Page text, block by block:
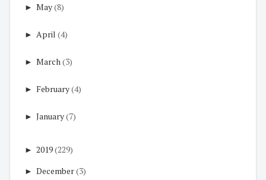
► May(8)
► April (4)
► March (3)
► February(4)
► January(7)
► 2019(229)
► December(3)